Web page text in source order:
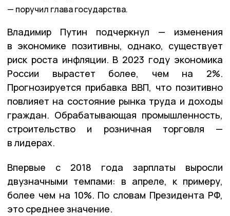
поручил глава государства.
Владимир Путин подчеркнул — изменения
в экономике позитивны, однако, существует
риск роста инфляции. В 2023 году экономика
России вырастет более, чем на 2%.
Прогнозируется прибавка ВВП, что позитивно
повлияет на состояние рынка труда и доходы
граждан. Обрабатывающая промышленность,
строительство и розничная торговля —
в лидерах.
Впервые с 2018 года зарплаты выросли
двузначными темпами: в апреле, к примеру,
более чем на 10%. По словам Президента РФ,
это среднее значение.